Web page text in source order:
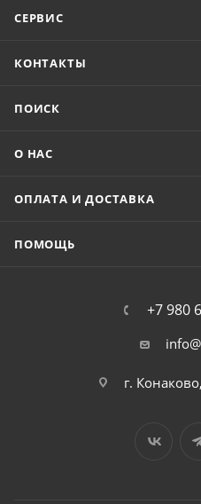
СЕРВИС
КОНТАКТЫ
ПОИСК
О НАС
ОПЛАТА И ДОСТАВКА
ПОМОЩЬ
+7 980
г.